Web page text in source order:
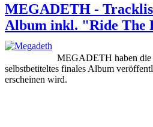
MEGADETH -
Album inkl. "Ride The
MEGADETH haben die
selbstbetiteltes finales Album
erscheinen wird.